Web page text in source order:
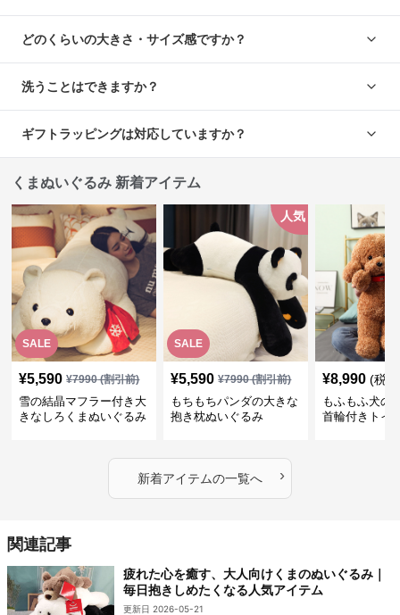
どのくらいの大きさ・サイズ感ですか？
洗うことはできますか？
ギフトラッピングは対応していますか？
くまぬいぐるみ 新着アイテム
SALE
¥5,590 ¥7990(割引前)
雪の結晶マフラー付き大
きなしろくまぬいぐるみ
SALE
人気
¥5,590 ¥7990(割引前)
もちもちパンダの大きな
抱き枕ぬいぐるみ
¥8,990 (税
もふもふ犬の
首輪付きトイ
新着アイテムの一覧へ ›
関連記事
疲れた心を癒す、大人向けくまのぬいぐるみ｜
毎日抱きしめたくなる人気アイテム
更新日 2026-05-21